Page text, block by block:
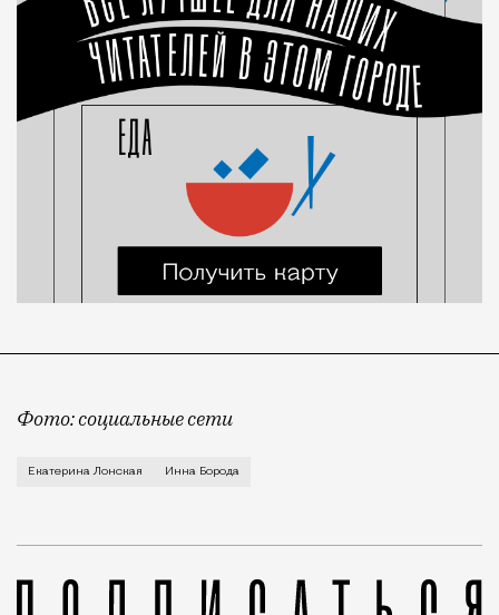
Фото: социальные сети
Лонскую задержали по делу об оказании
Екатерина Лонская Инна Борода